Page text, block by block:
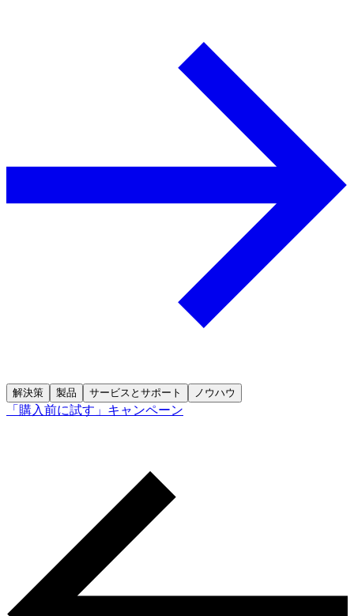
解決策 製品 サービスとサポート ノウハウ
「購入前に試す」キャンペーン